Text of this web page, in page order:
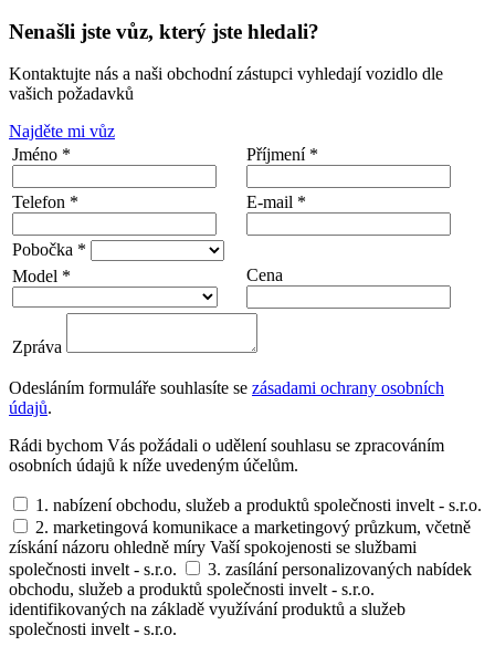
Nenašli jste vůz, který jste hledali?
Kontaktujte nás a naši obchodní zástupci vyhledají vozidlo dle
vašich požadavků
Najděte mi vůz
Jméno *
Příjmení *
Telefon * E-mail *
Pobočka *
Model *
Cena
Zpráva
Odesláním formuláře souhlasíte se zásadami ochrany osobních
údajů.
Rádi bychom Vás požádali o udělení souhlasu se zpracováním
osobních údajů k níže uvedeným účelům.
1. nabízení obchodu, služeb a produktů společnosti invelt - s.r.o.
2. marketingová komunikace a marketingový průzkum, včetně
získání názoru ohledně míry Vaší spokojenosti se službami
společnosti invelt - s.r.o.
3. zasílání personalizovaných nabídek
obchodu, služeb a produktů společnosti invelt - s.r.o.
identifikovaných na základě využívání produktů a služeb
společnosti invelt - s.r.o.